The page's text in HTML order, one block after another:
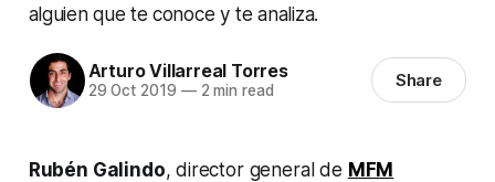
alguien que te conoce y te analiza.
Arturo Villarreal Torres
29 Oct 2019 —2 min read Share
Rubén Galindo, director general de MFM